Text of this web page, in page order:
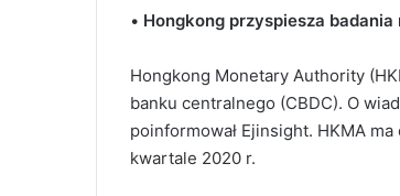
• Hongkong przyspiesza badania
Hongkong Monetary Authority
banku centralnego (CBDC). O
poinformował Ejinsight. HKMA
kwartale 2020 r.